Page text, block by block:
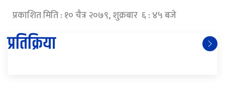
प्रकाशित मिति : १० चैत्र २०७९, शुक्रबार ६ : ४५ बजे
प्रतिक्रिया